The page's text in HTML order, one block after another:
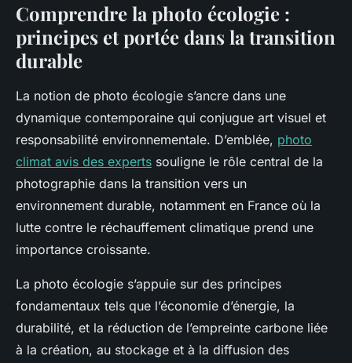
Comprendre la photo écologie :
principes et portée dans la transition
durable
La notion de photo écologie s’ancre dans une
dynamique contemporaine qui conjugue art visuel et
responsabilité environnementale. D’emblée, photo
climat avis des experts souligne le rôle central de la
photographie dans la transition vers un
environnement durable, notamment en France où la
lutte contre le réchauffement climatique prend une
importance croissante.
La photo écologie s’appuie sur des principes
fondamentaux tels que l’économie d’énergie, la
durabilité, et la réduction de l’empreinte carbone liée
à la création, au stockage et à la diffusion des